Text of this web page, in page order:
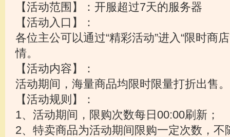
【活动范围】：开服超过7天的服务器
【活动入口】：
各位主公可以通过“精彩活动”进入“限时商
情。
【活动内容】：
活动期间，海量商品均限时限量打折出售。
【活动规则】：
1、活动期间，限购次数每日00:00刷新；
2、特卖商品为活动期间限购一定次数，不